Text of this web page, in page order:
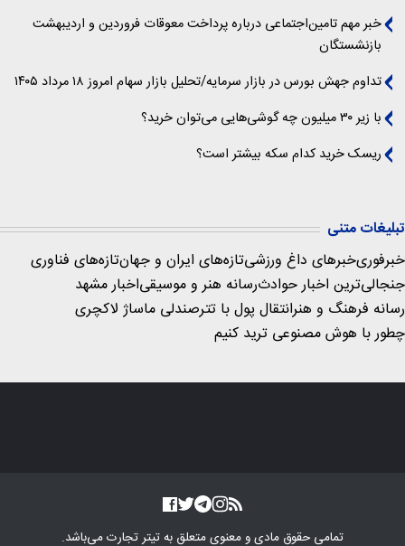
خبر مهم تامین‌اجتماعی درباره پرداخت معوقات فروردین و اردیبهشت
بازنشستگان
تداوم جهش بورس در بازار سرمایه/تحلیل بازار سهام امروز ۱۸ مرداد ۱۴۰۵
با زیر ۳۰ میلیون چه گوشی‌هایی می‌توان خرید؟
ریسک خرید کدام سکه بیشتر است؟
تبلیغات متنی
خبرفوریخبرهای داغ ورزشیتازه‌های ایران و جهانتازه‌های فناوری
جنجالی‌ترین اخبار حوادثرسانه هنر و موسیقیاخبار مشهد
رسانه فرهنگ و هنرانتقال پول با تترصندلی ماساژ لاکچری
چطور با هوش مصنوعی ترید کنیم
تمامی حقوق مادی و معنوی متعلق بهتیتر تجارتمی‌باشد.